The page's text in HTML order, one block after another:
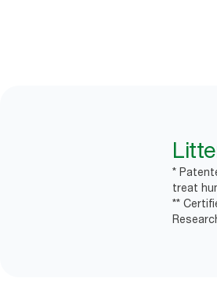
*
treat
**